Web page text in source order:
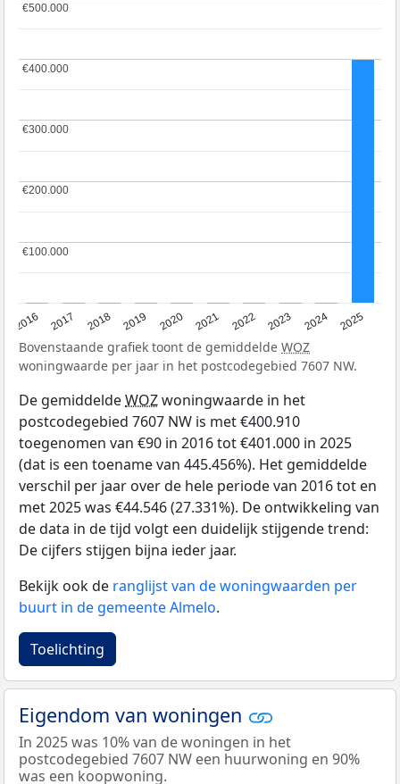
2016 2017 2018 2019 2020 2021 2022 2023 2024 2025
€100.000
€100.000
€200.000
€200.000
€300.000
€300.000
€400.000
€400.000
€500.000
€500.000
Bovenstaande grafiek toont de gemiddelde WOZ
woningwaarde per jaar in het postcodegebied 7607 NW.
De gemiddeldeWOZwoningwaarde in het
postcodegebied 7607 NW is met €400.910
toegenomen van €90 in 2016 tot €401.000 in 2025
(dat is een toename van 445.456%). Het gemiddelde
verschil per jaar over de hele periode van 2016 tot en
met 2025 was €44.546 (27.331%). De ontwikkeling van
de data in de tijd volgt een duidelijk stijgende trend:
De cijfers stijgen bijna ieder jaar.
Bekijk ook de ranglijst van de woningwaarden per
buurt in de gemeente Almelo.
Toelichting
Eigendom van woningen
In 2025 was 10% van de woningen in het
postcodegebied 7607 NW een huurwoning en 90%
was een koopwoning.